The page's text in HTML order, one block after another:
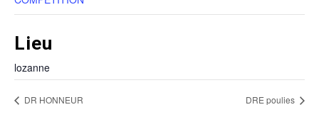
Lieu
lozanne
DR HONNEUR DRE poulies